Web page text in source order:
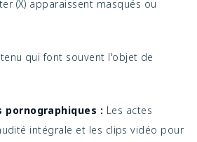
(X) apparaissent masqués ou
qui font souvent l'objet de
pornographiques : Les actes
intégrale et les clips vidéo pour